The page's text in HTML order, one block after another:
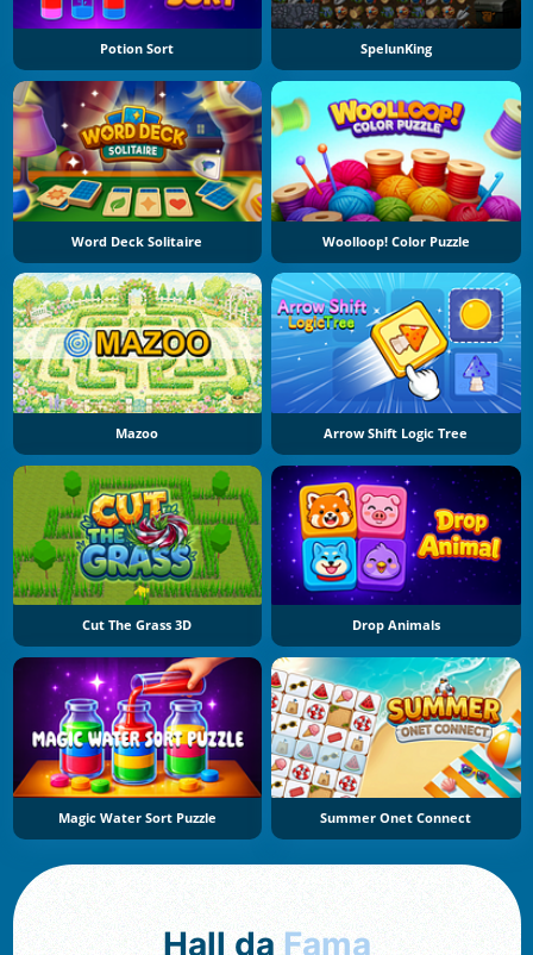
Potion Sort SpelunKing
Word Deck Solitaire Woolloop! Color Puzzle
Mazoo Arrow Shift Logic Tree
Cut The Grass 3D Drop Animals
Magic Water Sort Puzzle Summer Onet Connect
Hall da Fama